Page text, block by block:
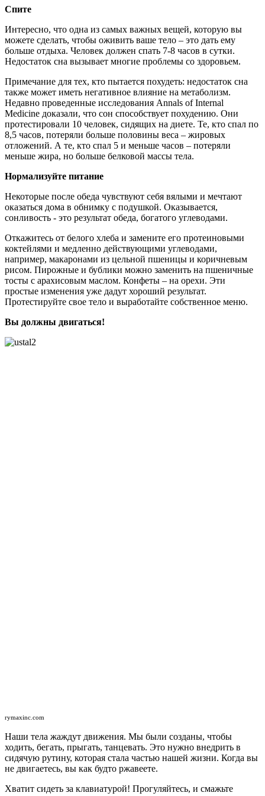
Спите
Интересно, что одна из самых важных вещей, которую вы
можете сделать, чтобы оживить ваше тело – это дать ему
больше отдыха. Человек должен спать 7-8 часов в сутки.
Недостаток сна вызывает многие проблемы со здоровьем.
Примечание для тех, кто пытается похудеть: недостаток сна
также может иметь негативное влияние на метаболизм.
Недавно проведенные исследования Annals of Internal
Medicine доказали, что сон способствует похудению. Они
протестировали 10 человек, сидящих на диете. Те, кто спал по
8,5 часов, потеряли больше половины веса – жировых
отложений. А те, кто спал 5 и меньше часов – потеряли
меньше жира, но больше белковой массы тела.
Нормализуйте питание
Некоторые после обеда чувствуют себя вялыми и мечтают
оказаться дома в обнимку с подушкой. Оказывается,
сонливость - это результат обеда, богатого углеводами.
Откажитесь от белого хлеба и замените его протеиновыми
коктейлями и медленно действующими углеводами,
например, макаронами из цельной пшеницы и коричневым
рисом. Пирожные и бублики можно заменить на пшеничные
тосты с арахисовым маслом. Конфеты – на орехи. Эти
простые изменения уже дадут хороший результат.
Протестируйте свое тело и выработайте собственное меню.
Вы должны двигаться!
rymaxinc.com
Наши тела жаждут движения. Мы были созданы, чтобы
ходить, бегать, прыгать, танцевать. Это нужно внедрить в
сидячую рутину, которая стала частью нашей жизни. Когда вы
не двигаетесь, вы как будто ржавеете.
Хватит сидеть за клавиатурой! Прогуляйтесь, и смажьте